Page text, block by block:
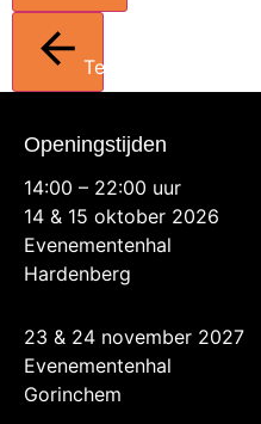
Terug
Openingstijden
14:00 – 22:00 uur
14 & 15 oktober 2026
Evenementenhal
Hardenberg
23 & 24 november 2027
Evenementenhal
Gorinchem